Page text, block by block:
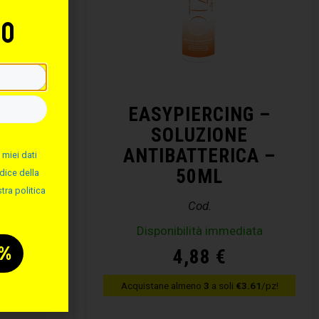
–
EASYPIERCING –
SOLUZIONE
ANTIBATTERICA –
50ML
Cod.
Disponibilità immediata
4,88 €
Acquistane almeno 3 a soli €3.61/pz!
dati
della
politica